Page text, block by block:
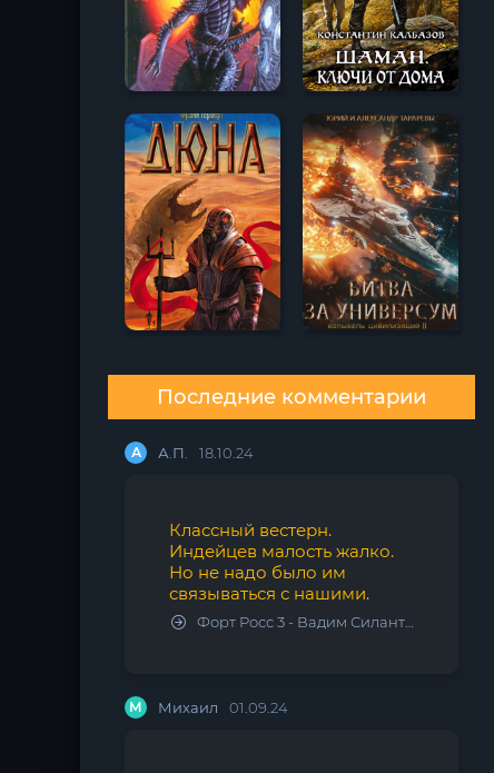
Последние комментарии
А А.П. 18.10.24
Классный вестерн.
Индейцев малость жалко.
Но не надо было им
связываться с нашими.
Форт Росс 3 - Вадим Силантьев
М Михаил 01.09.24